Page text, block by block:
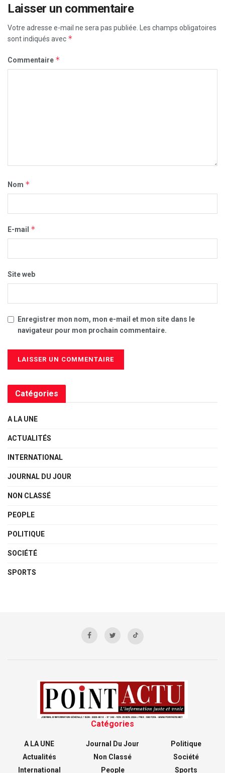
Laisser un commentaire
Votre adresse e-mail ne sera pas publiée.
Les champs obligatoires
sont indiqués avec *
Commentaire *
Nom *
E-mail *
Site web
Enregistrer mon nom, mon e-mail et mon site dans le
navigateur pour mon prochain commentaire.
Catégories
A LA UNE
ACTUALITÉS
INTERNATIONAL
JOURNAL DU JOUR
NON CLASSÉ
PEOPLE
POLITIQUE
SOCIÉTÉ
SPORTS
Catégories
A LA UNE
Actualités
International
Journal Du Jour
Non Classé
People
Politique
Société
Sports